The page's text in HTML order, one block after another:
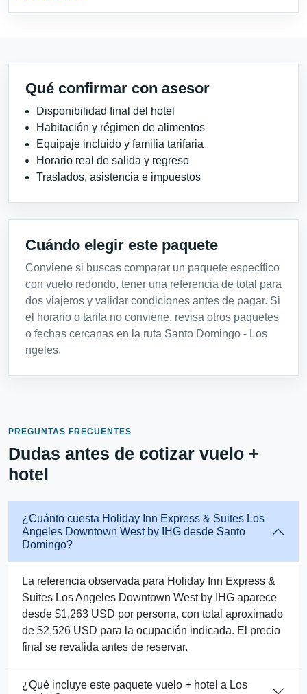
Qué confirmar con asesor
Disponibilidad final del hotel
Habitación y régimen de alimentos
Equipaje incluido y familia tarifaria
Horario real de salida y regreso
Traslados, asistencia e impuestos
Cuándo elegir este paquete
Conviene si buscas comparar un paquete específico
con vuelo redondo, tener una referencia de total para
dos viajeros y validar condiciones antes de pagar. Si
el horario o tarifa no conviene, revisa otros paquetes
o fechas cercanas en la ruta Santo Domingo - Los
ngeles.
PREGUNTAS FRECUENTES
Dudas antes de cotizar vuelo +
hotel
¿Cuánto cuesta Holiday Inn Express & Suites Los
Angeles Downtown West by IHG desde Santo
Domingo?
La referencia observada para Holiday Inn Express &
Suites Los Angeles Downtown West by IHG aparece
desde $1,263 USD por persona, con total aproximado
de $2,526 USD para la ocupación indicada. El precio
final se revalida antes de reservar.
¿Qué incluye este paquete vuelo + hotel a Los